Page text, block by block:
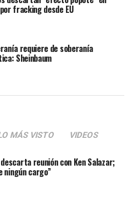
fracking desde EU
requiere de soberanía
Sheinbaum
MÁS VISTO VIDEOS
reunión con Ken Salazar;
ningún cargo”